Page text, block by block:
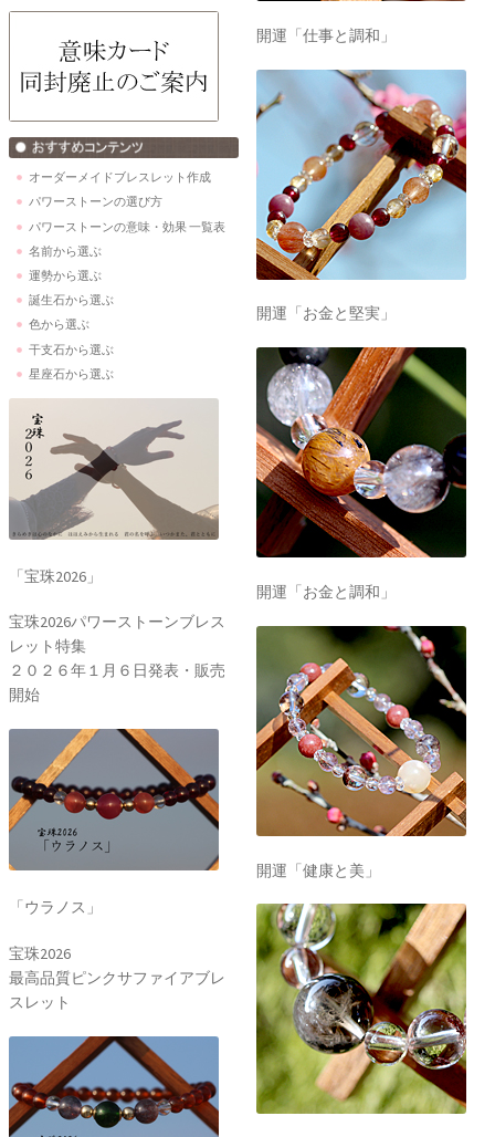
オーダーメイドブレスレット作成
パワーストーンの選び方
パワーストーンの意味・効果 一覧表
名前から選ぶ
運勢から選ぶ
誕生石から選ぶ
色から選ぶ
干支石から選ぶ
星座石から選ぶ
「宝珠2026」
宝珠2026パワーストーンブレス
レット特集
２０２６年１月６日発表・販売
開始
「ウラノス」
宝珠2026
最高品質ピンクサファイアブレ
スレット
開運「仕事と調和」
開運「お金と堅実」
開運「お金と調和」
開運「健康と美」